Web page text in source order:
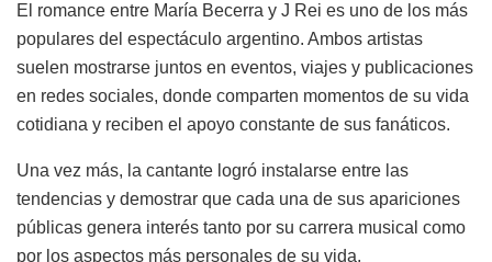
El romance entre María Becerra y J Rei es uno de los más
populares del espectáculo argentino. Ambos artistas
suelen mostrarse juntos en eventos, viajes y publicaciones
en redes sociales, donde comparten momentos de su vida
cotidiana y reciben el apoyo constante de sus fanáticos.
Una vez más, la cantante logró instalarse entre las
tendencias y demostrar que cada una de sus apariciones
públicas genera interés tanto por su carrera musical como
por los aspectos más personales de su vida.